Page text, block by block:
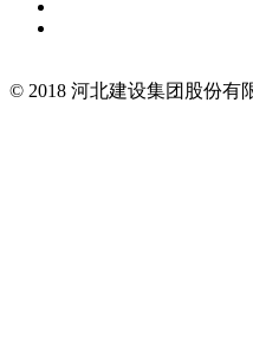
© 2018 河北建设集团股份有